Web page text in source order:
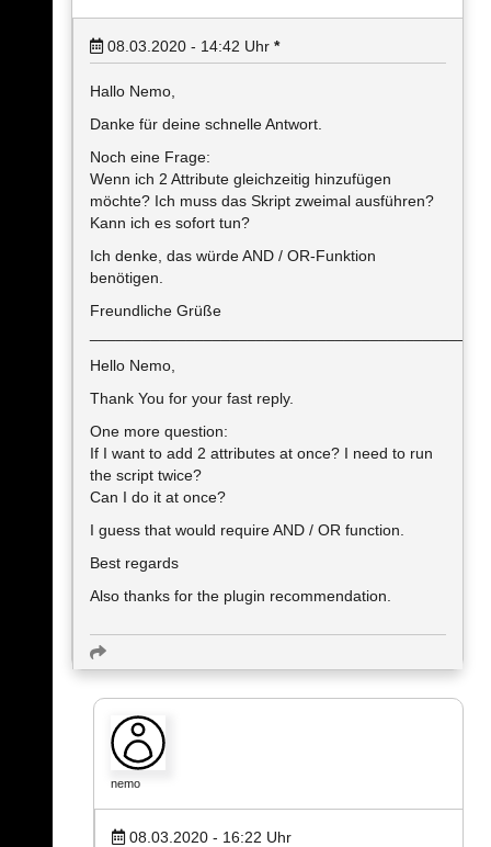
08.03.2020 - 14:42 Uhr *
Hallo Nemo,
Danke für deine schnelle Antwort.
Noch eine Frage:
Wenn ich 2 Attribute gleichzeitig hinzufügen
möchte? Ich muss das Skript zweimal ausführen?
Kann ich es sofort tun?
Ich denke, das würde AND / OR-Funktion
benötigen.
Freundliche Grüße
Hello Nemo,
Thank You for your fast reply.
One more question:
If I want to add 2 attributes at once? I need to run
the script twice?
Can I do it at once?
I guess that would require AND / OR function.
Best regards
Also thanks for the plugin recommendation.
nemo
08.03.2020 - 16:22 Uhr